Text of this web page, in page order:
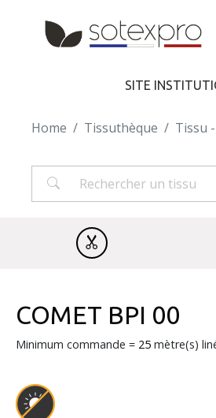
Skip to main content
SITE
Home Tissuthèque Tissu
COMET BPI 00
Minimum commande = 25 mètre(s)